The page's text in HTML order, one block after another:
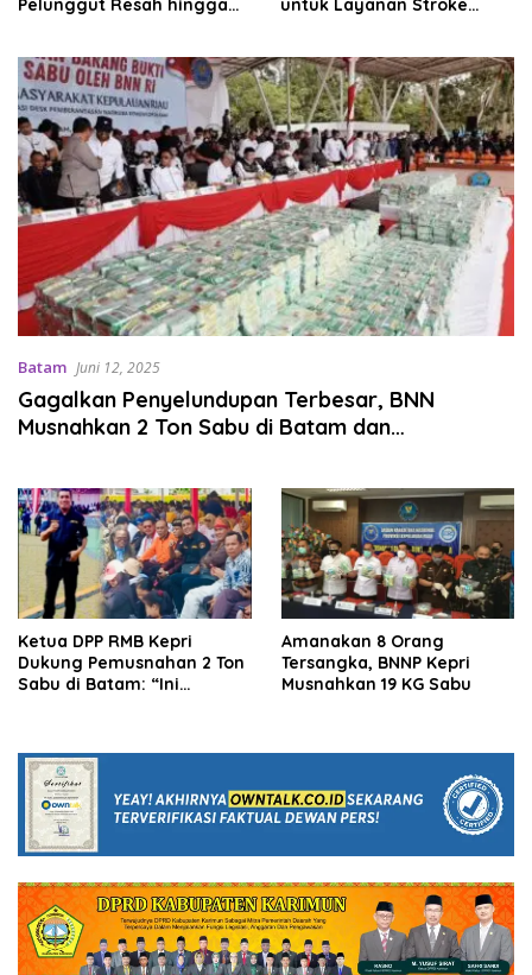
Batam Juni 12, 2025
Gagalkan Penyelundupan Terbesar, BNN
Musnahkan 2 Ton Sabu di Batam dan
Ketua DPP RMB Kepri
Dukung Pemusnahan 2 Ton
Sabu di Batam: “Ini
Amanakan 8 Orang
Tersangka, BNNP Kepri
Musnahkan 19 KG Sabu